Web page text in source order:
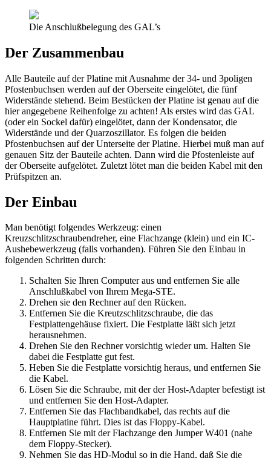
Die Anschlußbelegung des GAL’s
Der Zusammenbau
Alle Bauteile auf der Platine mit Ausnahme der 34- und 3poligen
Pfostenbuchsen werden auf der Oberseite eingelötet, die fünf
Widerstände stehend. Beim Bestücken der Platine ist genau auf die
hier angegebene Reihenfolge zu achten! Als erstes wird das GAL
(oder ein Sockel dafür) eingelötet, dann der Kondensator, die
Widerstände und der Quarzoszillator. Es folgen die beiden
Pfostenbuchsen auf der Unterseite der Platine. Hierbei muß man auf
genauen Sitz der Bauteile achten. Dann wird die Pfostenleiste auf
der Oberseite aufgelötet. Zuletzt lötet man die beiden Kabel mit den
Prüfspitzen an.
Der Einbau
Man benötigt folgendes Werkzeug: einen
Kreuzschlitzschraubendreher, eine Flachzange (klein) und ein IC-
Aushebewerkzeug (falls vorhanden). Führen Sie den Einbau in
folgenden Schritten durch:
Schalten Sie Ihren Computer aus und entfernen Sie alle
Anschlußkabel von Ihrem Mega-STE.
Drehen sie den Rechner auf den Rücken.
Entfernen Sie die Kreutzschlitzschraube, die das
Festplattengehäuse fixiert. Die Festplatte läßt sich jetzt
herausnehmen.
Drehen Sie den Rechner vorsichtig wieder um. Halten Sie
dabei die Festplatte gut fest.
Heben Sie die Festplatte vorsichtig heraus, und entfernen Sie
die Kabel.
Lösen Sie die Schraube, mit der der Host-Adapter befestigt ist
und entfernen Sie den Host-Adapter.
Entfernen Sie das Flachbandkabel, das rechts auf die
Hauptplatine führt. Dies ist das Floppy-Kabel.
Entfernen Sie mit der Flachzange den Jumper W401 (nahe
dem Floppy-Stecker).
Nehmen Sie das HD-Modul so in die Hand, daß Sie die